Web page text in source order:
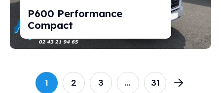
P600 Performance
Compact
1 2 3 … 31